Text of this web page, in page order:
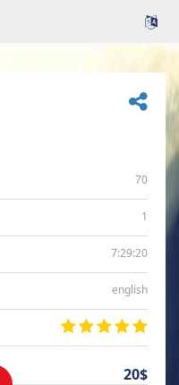
70
1
7:29:20
english
20$